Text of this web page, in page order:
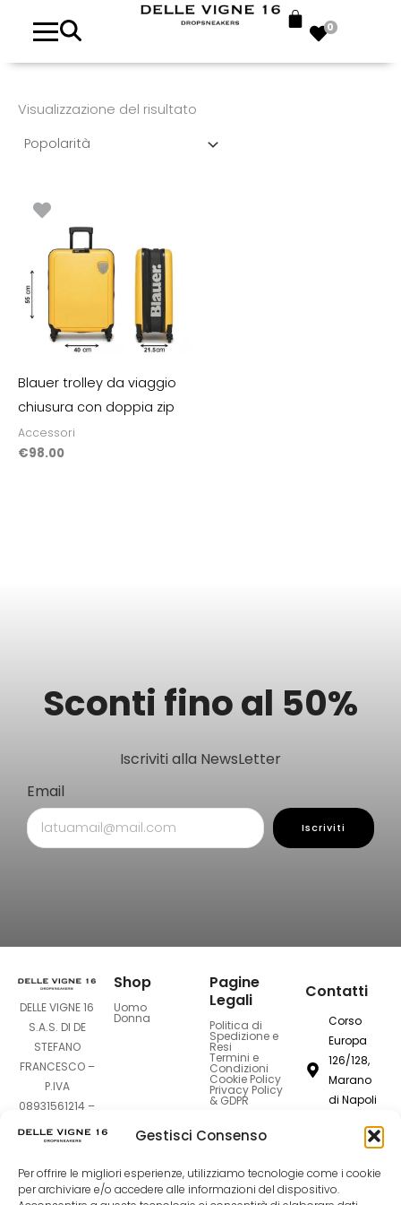
Gestisci Consenso
Per offrire le migliori esperienze, utilizziamo tecnologie come i cookie
per archiviare e/o accedere alle informazioni del dispositivo.
0
Visualizzazione del risultato
Blauer trolley da viaggio
chiusura con doppia zip
Accessori
€98.00
Sconti fino al 50%
Iscriviti alla NewsLetter
Email
Iscriviti
DELLE VIGNE 16
S.A.S. DI DE
STEFANO
FRANCESCO –
P.IVA
08931561214 –
Sede Legale:
Corso Europa
126-128 –
80016 Marano
Shop
Uomo
Donna
Pagine
Legali
Politica di
Spedizione e
Resi
Termini e
Condizioni
Cookie Policy
Privacy Policy
& GDPR
Contatti
Corso
Europa
126/128,
Marano
di Napoli
081